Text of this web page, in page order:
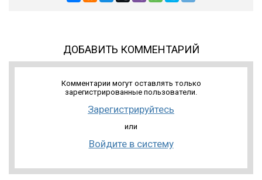
ДОБАВИТЬ КОММЕНТАРИЙ
Комментарии могут оставлять только
зарегистрированные пользователи.
Зарегистрируйтесь
или
Войдите в систему